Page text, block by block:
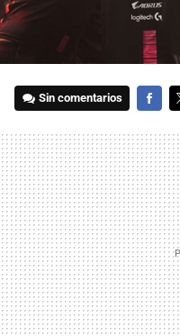
Sin comentarios